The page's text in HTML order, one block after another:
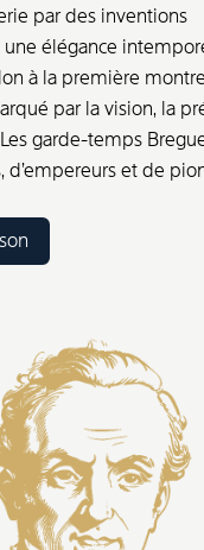
par des inventions
élégance
à la première
par la vision, la
garde-temps
d’empereurs et de